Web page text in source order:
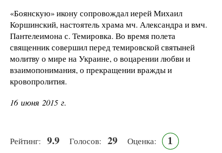
«Боянскую» икону сопровождал иерей Михаил
Коршинский, настоятель храма мч. Александра и вмч.
Пантелеимона с. Темировка. Во время полета
священник совершил перед темировской святыней
молитву о мире на Украине, о воцарении любви и
взаимопонимания, о прекращении вражды и
кровопролития.
16 июня 2015 г.
Рейтинг: 9.9 Голосов: 29 Оценка: 1